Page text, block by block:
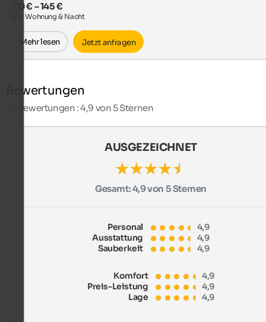
110 € – 145 €
pro Wohnung & Nacht
Mehr lesen Jetzt anfragen
Bewertungen
Bewertungen : 4,9 von 5 Sternen
AUSGEZEICHNET
Gesamt:4,9 von 5 Sternen
Personal
4,9
Ausstattung
4,9
Sauberkeit
4,9
Komfort
4,9
Preis-Leistung
4,9
Lage
4,9